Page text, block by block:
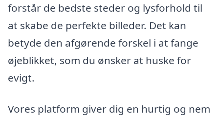
forstår de bedste steder og lysforhold til
at skabe de perfekte billeder. Det kan
betyde den afgørende forskel i at fange
øjeblikket, som du ønsker at huske for
evigt.
Vores platform giver dig en hurtig og nem